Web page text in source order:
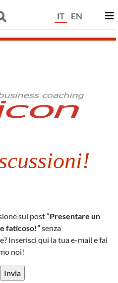
IT EN
sul post “Presentare un
faticoso!”senza
Inserisci qui la tua e-mail e fai
noi!